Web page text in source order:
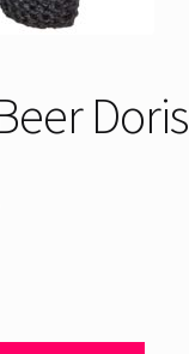
Doris
5,00.